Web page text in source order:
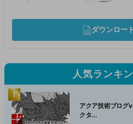
ダウンロー
人気ランキ
アクア技術ブログ
クタ...